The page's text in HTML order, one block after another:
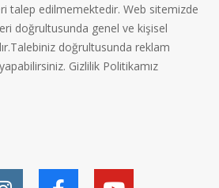
talep edilmemektedir. Web sitemizde
doğrultusunda genel ve kişisel
doğrultusunda reklam
Gizlilik Politikamız